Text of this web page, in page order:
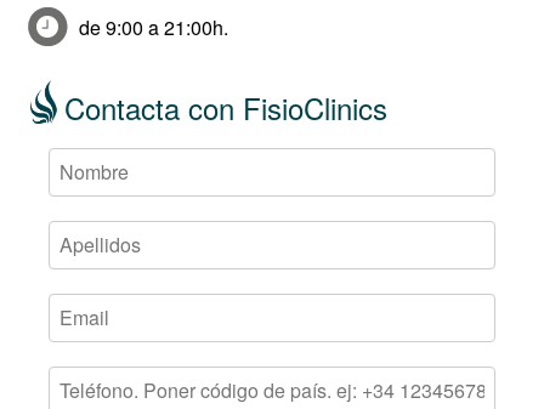
de 9:00 a 21:00h.
Contacta con FisioClinics